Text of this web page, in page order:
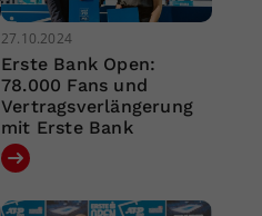
27.10.2024
Erste Bank Open:
78.000 Fans und
Vertragsverlängerung
mit Erste Bank